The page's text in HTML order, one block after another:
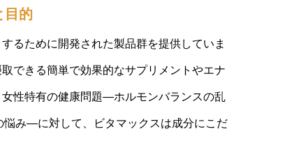
目的
るために開発された製品群を提供していま
できる簡単で効果的なサプリメントやエナ
性特有の健康問題—ホルモンバランスの乱
み—に対して、ビタマックスは成分にこだ